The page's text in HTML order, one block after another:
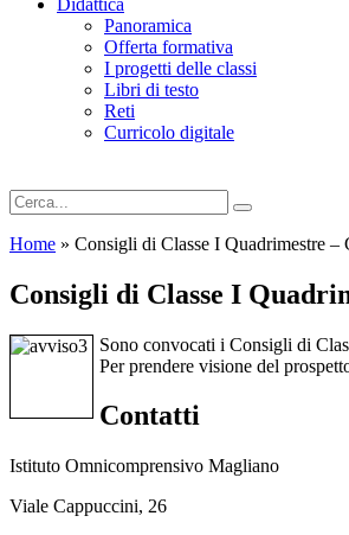
Panoramica
Offerta formativa
I progetti delle classi
Libri di testo
Reti
Curricolo digitale
Home » Consigli di Classe I Quadrimestre –
Consigli di Classe I
Sono convocati i Consigli di
Per prendere visione del
Contatti
Istituto Omnicomprensivo Magliano
Viale Cappuccini, 26